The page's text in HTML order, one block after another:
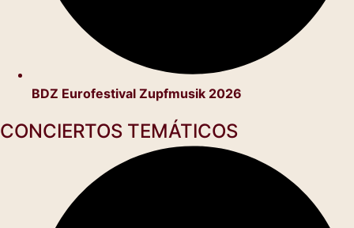
BDZ Eurofestival Zupfmusik 2026
CONCIERTOS TEMÁTICOS